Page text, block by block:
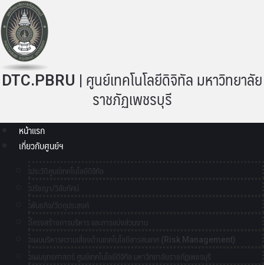
DTC.PBRU | ศูนย์เทคโนโลยีดิจิทัล มหาวิทยาลัย
ราชภัฏเพชรบุรี
หน้าแรก
เกี่ยวกับศูนย์ฯ
ประวัติศูนย์เทคโนโลยีดิจิทัล
ปรัชญา/วิสัยทัศน์
พันธกิจ/วัตถุประสงค์
โครงสร้างการบริหาร และการแบ่งส่วนงาน
แผนบริหารความเสี่ยงด้านเทคโนโลยีสารสนเทศ (Risk Management)
แผนยุทธศาสตร์ ศูนย์เทคโนโลยีดิจิทัล มหาวิทยาลัยราชภัฏเพชรบุรี